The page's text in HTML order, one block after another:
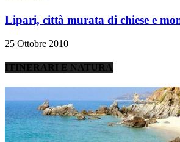
Lipari, città murata di chiese e
25 Ottobre 2010
ITINERARI E NATURA